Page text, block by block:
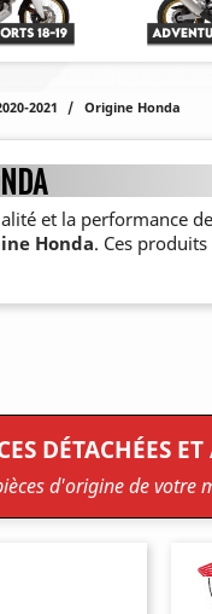
2021 Origine Honda
et la performance
Honda. Ces
DÉTACHÉES
d'origine de votre